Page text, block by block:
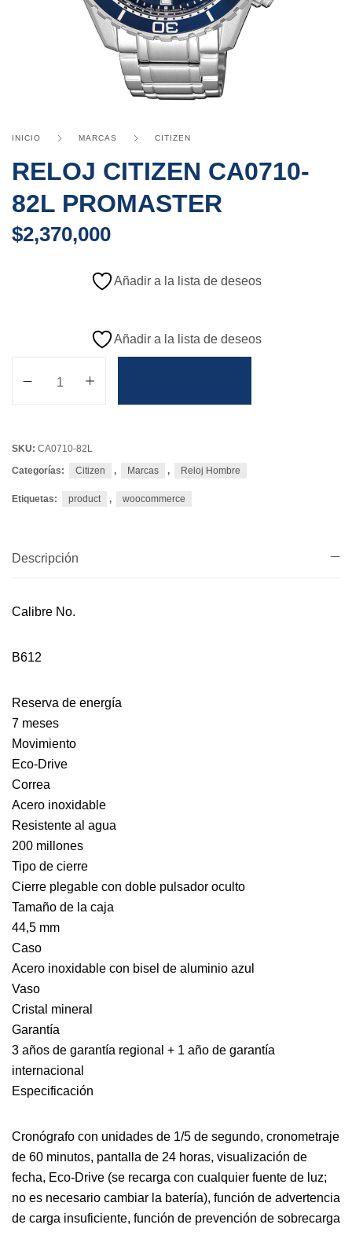
INICIO MARCAS CITIZEN
RELOJ CITIZEN CA0710-
82L PROMASTER
$2,370,000
Añadir a la lista de deseos
Añadir a la lista de deseos
SKU: CA0710-82L
Categorías:
Citizen , Marcas , Reloj Hombre
Etiquetas: product , woocommerce
Descripción
Calibre No.
B612
Reserva de energía
7 meses
Movimiento
Eco-Drive
Correa
Acero inoxidable
Resistente al agua
200 millones
Tipo de cierre
Cierre plegable con doble pulsador oculto
Tamaño de la caja
44,5 mm
Caso
Acero inoxidable con bisel de aluminio azul
Vaso
Cristal mineral
Garantía
3 años de garantía regional + 1 año de garantía
internacional
Especificación
Cronógrafo con unidades de 1/5 de segundo, cronometraje
de 60 minutos, pantalla de 24 horas, visualización de
fecha, Eco-Drive (se recarga con cualquier fuente de luz;
no es necesario cambiar la batería), función de advertencia
de carga insuficiente, función de prevención de sobrecarga